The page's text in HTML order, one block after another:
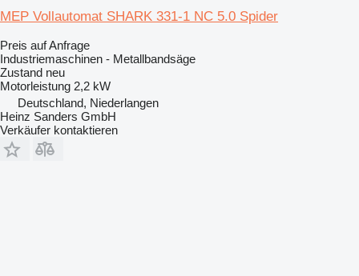
MEP Vollautomat SHARK 331-1 NC 5.0 Spider
Preis auf Anfrage
Industriemaschinen - Metallbandsäge
Zustand neu
Motorleistung 2,2 kW
Deutschland, Niederlangen
Heinz Sanders GmbH
Verkäufer kontaktieren